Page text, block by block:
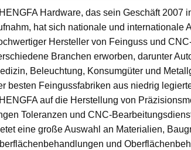
Hardware, das sein Geschäft 2007
hat sich nationale und internationale
Hersteller von Feinguss und
Branchen erworben, darunter
Beleuchtung, Konsumgüter und
besten Feingussfabriken aus niedrig
auf die Herstellung von
Toleranzen und CNC-
eine große Auswahl an Materialien,
und